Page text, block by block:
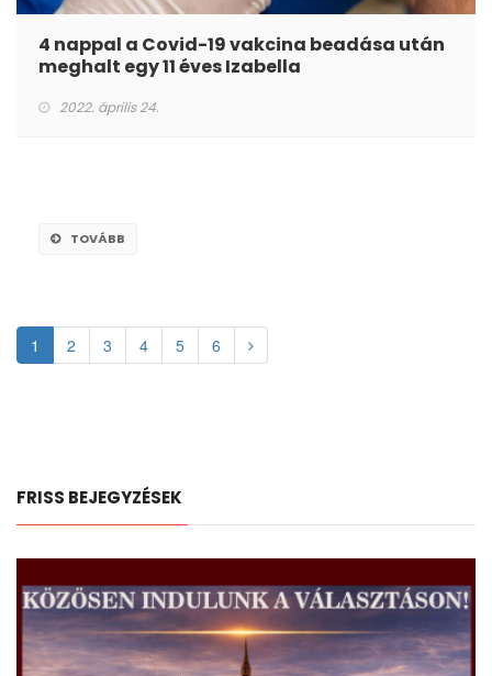
4 nappal a Covid-19 vakcina beadása után
meghalt egy 11 éves Izabella
2022. április 24.
TOVÁBB
1 2 3 4 5 6
FRISS BEJEGYZÉSEK